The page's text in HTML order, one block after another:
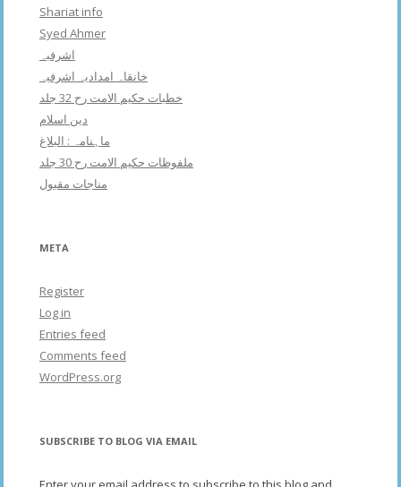
Shariat info
Syed Ahmer
اشرفبہ
خانقاہ امدادیہ اشرفیہ
خطبات حکیم الامت رح 32 جلد
دین اسلام
ماہنامہ : البلاغ
ملفوظات حکیم الامت رح 30 جلد
مناجات مقبول
META
Register
Log in
Entries feed
Comments feed
WordPress.org
SUBSCRIBE TO BLOG VIA EMAIL